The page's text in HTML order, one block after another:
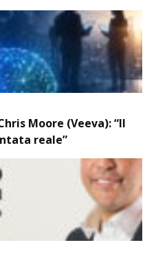
Moore (Veeva): “Il
reale”